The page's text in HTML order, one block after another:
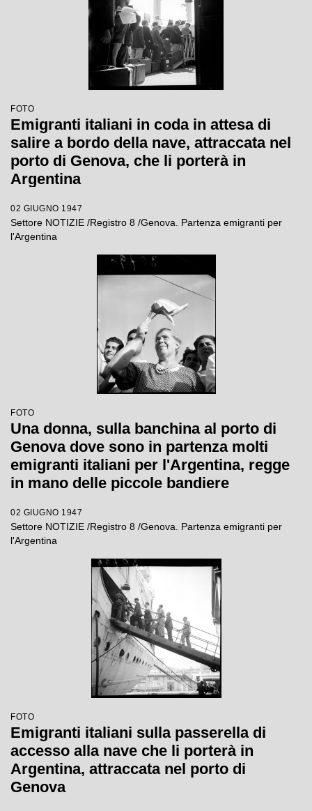
FOTO
Emigranti italiani in coda in attesa di
salire a bordo della nave, attraccata nel
porto di Genova, che li porterà in
Argentina
02 GIUGNO 1947
Settore NOTIZIE /Registro 8 /Genova. Partenza emigranti per
l'Argentina
FOTO
Una donna, sulla banchina al porto di
Genova dove sono in partenza molti
emigranti italiani per l'Argentina, regge
in mano delle piccole bandiere
02 GIUGNO 1947
Settore NOTIZIE /Registro 8 /Genova. Partenza emigranti per
l'Argentina
FOTO
Emigranti italiani sulla passerella di
accesso alla nave che li porterà in
Argentina, attraccata nel porto di
Genova